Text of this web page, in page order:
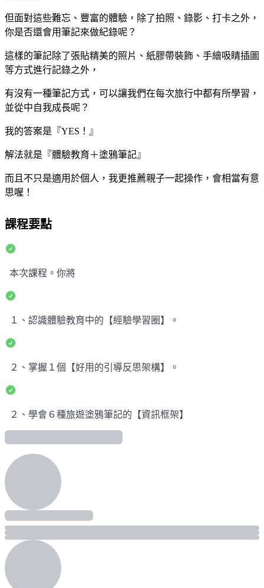
但面對這些難忘、豐富的體驗，除了拍照、錄影、打卡之外，
你是否還會用筆記來做紀錄呢？
這樣的筆記除了張貼精美的照片、紙膠帶裝飾、手繪吸睛插圖
等方式進行記錄之外，
有沒有一種筆記方式，可以讓我們在每次旅行中都有所學習，
並從中自我成長呢？
我的答案是『YES！』
解法就是『體驗教育＋塗鴉筆記』
而且不只是適用於個人，我更推薦親子一起操作，會相當有意
思喔！
課程要點
本次課程。你將
１、認識體驗教育中的【經驗學習圈】。
２、掌握１個【好用的引導反思架構】。
２、學會６種旅遊塗鴉筆記的【資訊框架】